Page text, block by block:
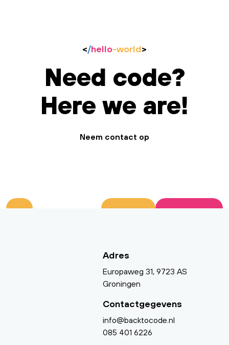
</hello-world>
Need code?
Here we are!
Neem contact op
Adres
Europaweg 31, 9723 AS
Groningen
Contactgegevens
info@backtocode.nl
085 401 6226